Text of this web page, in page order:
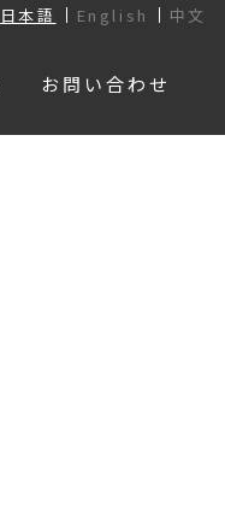
日本語 English 中文
お問い合わせ